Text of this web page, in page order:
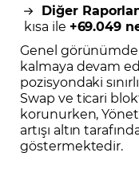
Diğer
kısa ile +69.049
Genel
kalmaya devam
pozisyondaki
Swap ve ticari
korunurken,
artışı altın
göstermektedir.